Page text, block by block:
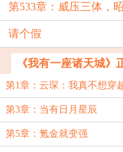
第533章：威压三体，
请个假
《我有一座诸天城》
第1章：云琛：我真不想穿
第3章：当有日月星辰
第5章：氪金就变强